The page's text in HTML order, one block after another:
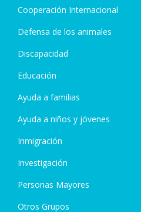
Cooperación Internacional
Defensa de los animales
Discapacidad
Educación
Ayuda a familias
Ayuda a niños y jóvenes
Inmigración
Investigación
Personas Mayores
Otros Grupos